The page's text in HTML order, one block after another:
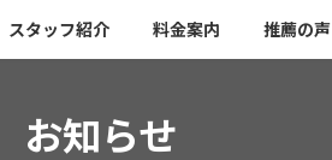
スタッフ紹介 料金案内 推薦の声
お知らせ